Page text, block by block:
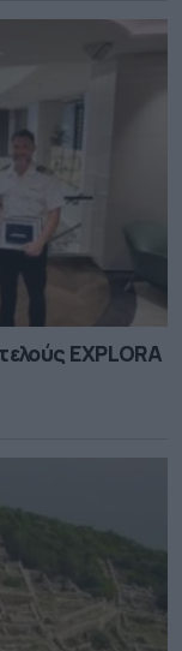
EXPLORA